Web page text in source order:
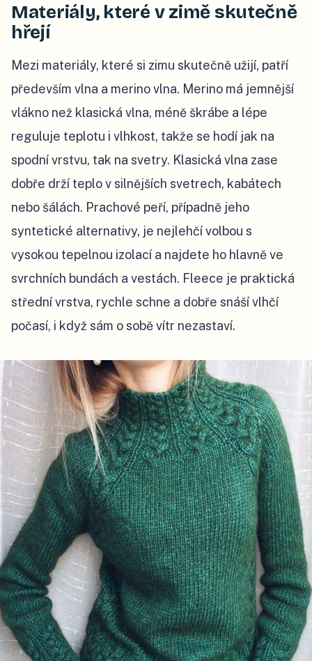
Materiály, které v zimě skutečně
hřejí
Mezi materiály, které si zimu skutečně užijí, patří
především vlna a merino vlna. Merino má jemnější
vlákno než klasická vlna, méně škrábe a lépe
reguluje teplotu i vlhkost, takže se hodí jak na
spodní vrstvu, tak na svetry. Klasická vlna zase
dobře drží teplo v silnějších svetrech, kabátech
nebo šálách. Prachové peří, případně jeho
syntetické alternativy, je nejlehčí volbou s
vysokou tepelnou izolací a najdete ho hlavně ve
svrchních bundách a vestách. Fleece je praktická
střední vrstva, rychle schne a dobře snáší vlhčí
počasí, i když sám o sobě vítr nezastaví.